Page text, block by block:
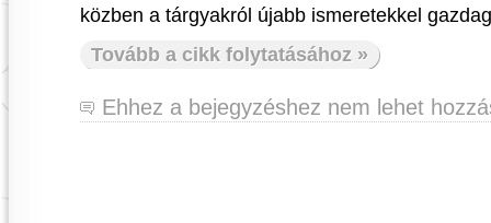
közben a tárgyakról újabb ismeretekkel
Tovább a cikk folytatásához »
Ehhez a bejegyzéshez nem lehet